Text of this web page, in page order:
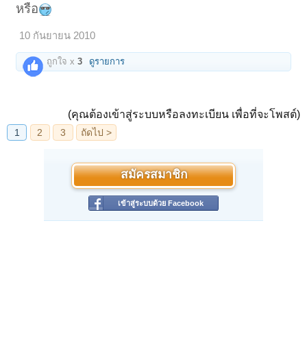
หรือ
10 กันยายน 2010
ถูกใจ x3 ดูรายการ
(คุณต้องเข้าสู่ระบบหรือลงทะเบียน เพื่อที่จะโพสต์)
สมัครสมาชิก
เข้าสู่ระบบด้วย Facebook